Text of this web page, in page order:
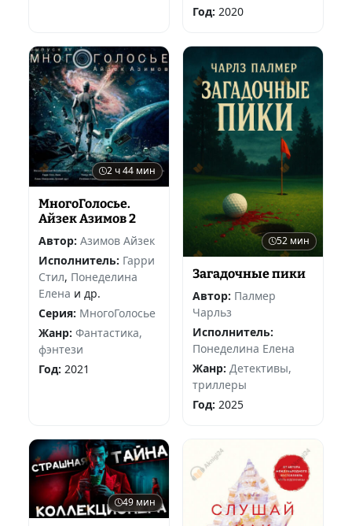
Год: 2020
2 ч 44 мин
МногоГолосье.
Айзек Азимов 2
Автор: Азимов Айзек
Исполнитель: Гарри
Стил, Понеделина
Елена и др.
Серия: МногоГолосье
Жанр: Фантастика,
фэнтези
Год: 2021
52 мин
Загадочные пики
Автор: Палмер
Чарльз
Исполнитель:
Понеделина Елена
Жанр: Детективы,
триллеры
Год: 2025
49 мин